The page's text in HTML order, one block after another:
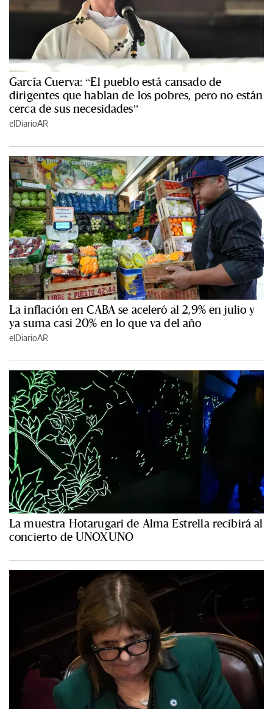
García Cuerva: “El pueblo está cansado de
dirigentes que hablan de los pobres, pero no están
cerca de sus necesidades”
elDiarioAR
La inflación en CABA se aceleró al 2,9% en julio y
ya suma casi 20% en lo que va del año
elDiarioAR
La muestra Hotarugari de Alma Estrella recibirá al
concierto de UNOXUNO